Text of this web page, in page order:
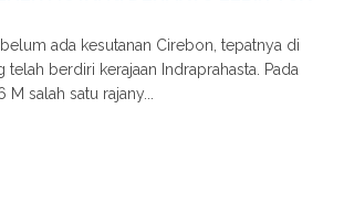
ada kesutanan Cirebon, tepatnya di
telah berdiri kerajaan Indraprahasta. Pada
salah satu rajany...